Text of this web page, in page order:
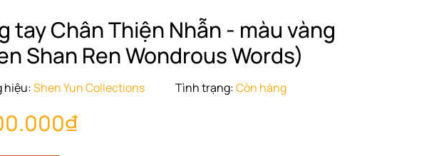
tay Chân Thiện Nhẫn - màu vàng
Shan Ren Wondrous Words)
hiệu:Shen Yun Collections Tình trạng:Còn hàng